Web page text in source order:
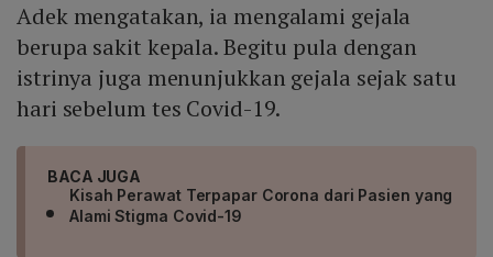
Adek mengatakan, ia mengalami gejala
berupa sakit kepala. Begitu pula dengan
istrinya juga menunjukkan gejala sejak satu
hari sebelum tes Covid-19.
BACA JUGA
Kisah Perawat Terpapar Corona dari Pasien yang
Alami Stigma Covid-19